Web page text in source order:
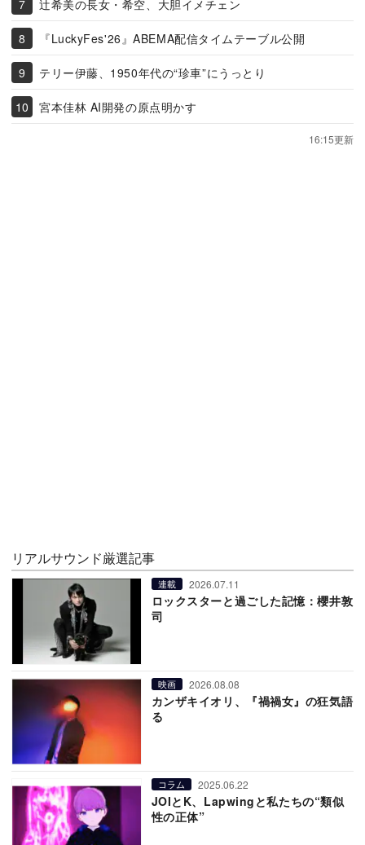
辻希美の長女・希空、大胆イメチェン
『LuckyFes'26』ABEMA配信タイムテーブル公開
テリー伊藤、1950年代の“珍車”にうっとり
宮本佳林 AI開発の原点明かす
16:15更新
リアルサウンド厳選記事
連載 2026.07.11
ロックスターと過ごした記憶：櫻井敦
司
映画 2026.08.08
カンザキイオリ、『禍禍女』の狂気語
る
コラム 2025.06.22
JOIとK、Lapwingと私たちの“類似
性の正体”